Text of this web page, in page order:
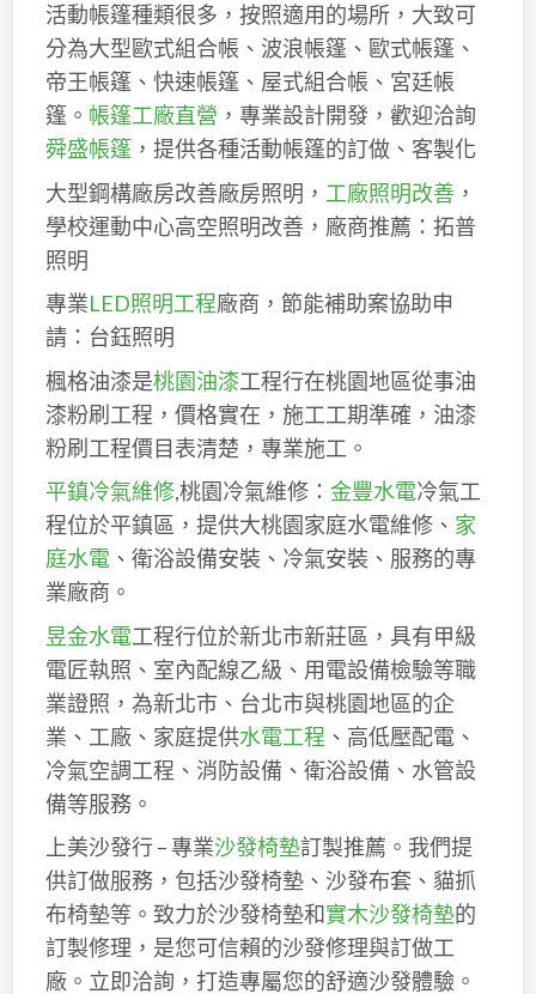
活動帳篷種類很多，按照適用的場所，大致可
分為大型歐式組合帳、波浪帳篷、歐式帳篷、
帝王帳篷、快速帳篷、屋式組合帳、宮廷帳
篷。 帳篷工廠直營 ，專業設計開發，歡迎洽詢
舜盛帳篷，提供各種活動帳篷的訂做、客製化
大型鋼構廠房改善廠房照明， 工廠照明改善，
學校運動中心高空照明改善，廠商推薦：拓普
照明
專業LED照明工程廠商，節能補助案協助申
請：台鈺照明
楓格油漆是桃園油漆工程行在桃園地區從事油
漆粉刷工程，價格實在，施工工期準確，油漆
粉刷工程價目表清楚，專業施工。
平鎮冷氣維修,桃園冷氣維修： 金豐水電冷氣工
程位於平鎮區，提供大桃園家庭水電維修、 家
庭水電、衛浴設備安裝、冷氣安裝、服務的專
業廠商。
昱金水電工程行位於新北市新莊區，具有甲級
電匠執照、室內配線乙級、用電設備檢驗等職
業證照，為新北市、台北市與桃園地區的企
業、工廠、家庭提供水電工程 、高低壓配電、
冷氣空調工程、消防設備、衛浴設備、水管設
備等服務。
上美沙發行 – 專業沙發椅墊訂製推薦。我們提
供訂做服務，包括沙發椅墊、沙發布套、貓抓
布椅墊等。致力於沙發椅墊和實木沙發椅墊的
訂製修理，是您可信賴的沙發修理與訂做工
廠。立即洽詢，打造專屬您的舒適沙發體驗。